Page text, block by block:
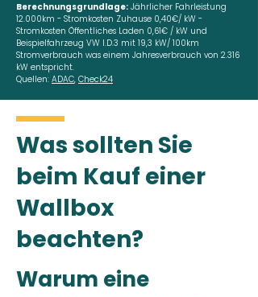
Berechnungsgrundlage: Jährlicher Fahrleistung
12.000km - Stromkosten Zuhause 0,40€/ kW -
Stromkosten Öffentliches Laden 0,61€ / kW und
Beispielfahrzeug VW I.D.3 mit 19,3 kW/ 100km
Stromverbrauch was einem Jahresverbrauch von 2.316
kW entspricht.
Quellen: ADAC, Check24
Was sollten Sie
beim Kauf einer
Wallbox
beachten?
Warum eine